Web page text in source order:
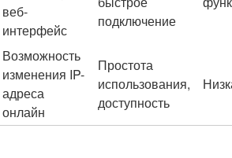
веб-
интерфейс
подключение
Возможность
изменения IP-
адреса
онлайн
Простота
использования,
доступность